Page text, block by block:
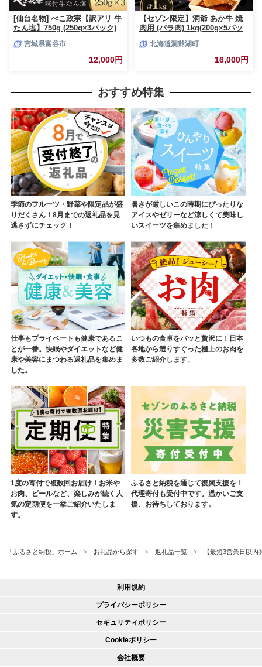
[仙台名物] べこ政宗【訳アリ 牛
たん塩】750g (250g×3パック)
[0256]宮城県富谷市
12,000円
【セゾン限定】洞爺 あか牛 焼
肉用 (バラ肉) 1kg(200g×5パッ
ーベキュー おうち焼肉 BBQ ジ
ューシー ヘルシー 赤身本来の
北海道洞爺湖町
16,000円
おすすめ特集
季節のフルーツ・野菜や限定品が盛
りだくさん！8月までの返礼品を見
逃さずにチェック！
暑さが厳しいこの時期にぴったりな
アイスやゼリーなど涼しくて美味し
いスイーツを集めました！
仕事もプライベートも健康であるこ
とが一番。快眠やダイエットなど健
康や美容にまつわる返礼品を集めま
した。
いつもの食卓をパッと贅沢に！日本
各地から選りすぐった極上のお肉を
多数ご紹介します。
1度の寄付で複数回お届け！お米や
お肉、ビールなど、楽しみが続く人
気の定期便を一挙ご紹介いたしま
す。
ふるさと納税を通じて復興支援を！
代理寄付も受付中です。温かいご支
援、お待ちしております。
「ふるさと納税」ホーム お礼品から探す 返礼品一覧 【最短3営業日以
利用規約
プライバシーポリシー
セキュリティポリシー
Cookieポリシー
会社概要